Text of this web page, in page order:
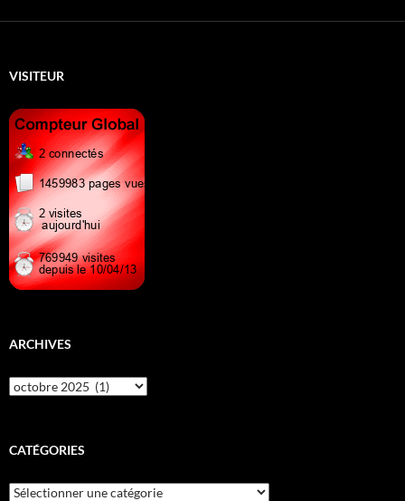
VISITEUR
ARCHIVES
Archives
CATÉGORIES
Catégories